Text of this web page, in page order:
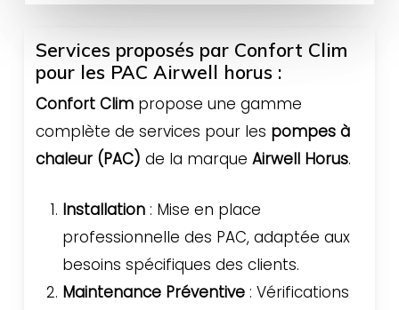
Services proposés par Confort Clim
pour les PAC Airwell horus :
Confort Clim propose une gamme
complète de services pour les pompes à
chaleur (PAC) de la marqueAirwell Horus.
Installation : Mise en place
professionnelle des PAC, adaptée aux
besoins spécifiques des clients.
Maintenance Préventive : Vérifications